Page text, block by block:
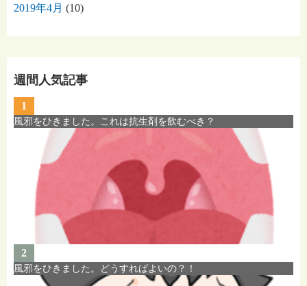
2019年4月 (10)
週間人気記事
1
風邪をひきました。これは抗生剤を飲むべき？
2
風邪をひきました。どうすればよいの？！